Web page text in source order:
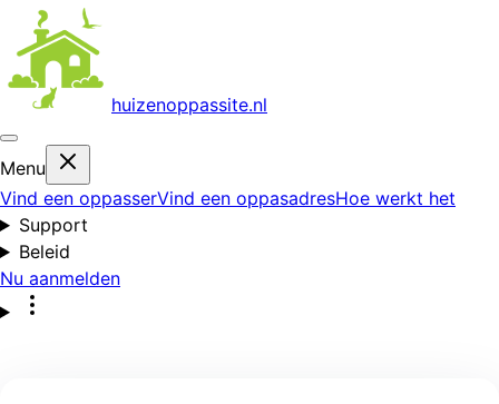
huizenoppassite.nl
Menu
Vind een oppasserVind een oppasadresHoe werkt het
Support
Beleid
Nu aanmelden